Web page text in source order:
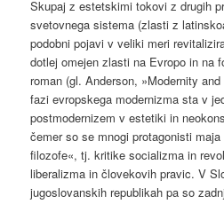
Skupaj z estetskimi tokovi z drugih
svetovnega sistema (zlasti z
podobni pojavi v veliki meri
dotlej omejen zlasti na Evropo in na
roman (gl. Anderson, »Modernity
fazi evropskega modernizma sta v
postmodernizem v estetiki in
čemer so se mnogi protagonisti
filozofe«, tj. kritike socializma in
liberalizma in človekovih pravic. V
jugoslovanskih republikah pa so